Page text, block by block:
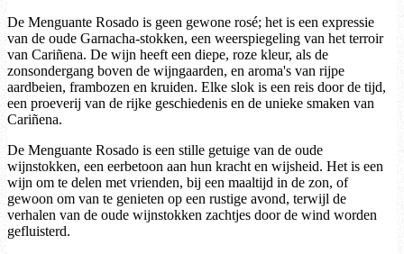
De Menguante Rosado is geen gewone rosé; het is een expressie
van de oude Garnacha-stokken, een weerspiegeling van het terroir
van Cariñena. De wijn heeft een diepe, roze kleur, als de
zonsondergang boven de wijngaarden, en aroma's van rijpe
aardbeien, frambozen en kruiden. Elke slok is een reis door de tijd,
een proeverij van de rijke geschiedenis en de unieke smaken van
Cariñena.
De Menguante Rosado is een stille getuige van de oude
wijnstokken, een eerbetoon aan hun kracht en wijsheid. Het is een
wijn om te delen met vrienden, bij een maaltijd in de zon, of
gewoon om van te genieten op een rustige avond, terwijl de
verhalen van de oude wijnstokken zachtjes door de wind worden
gefluisterd.